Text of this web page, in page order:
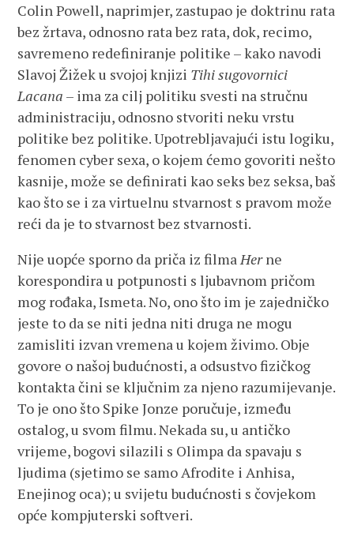
Colin Powell, naprimjer, zastupao je doktrinu rata
bez žrtava, odnosno rata bez rata, dok, recimo,
savremeno redefiniranje politike – kako navodi
Slavoj Žižek u svojoj knjizi Tihi sugovornici
Lacana – ima za cilj politiku svesti na stručnu
administraciju, odnosno stvoriti neku vrstu
politike bez politike. Upotrebljavajući istu logiku,
fenomen cyber sexa, o kojem ćemo govoriti nešto
kasnije, može se definirati kao seks bez seksa, baš
kao što se i za virtuelnu stvarnost s pravom može
reći da je to stvarnost bez stvarnosti.
Nije uopće sporno da priča iz filmaHerne
korespondira u potpunosti s ljubavnom pričom
mog rođaka, Ismeta. No, ono što im je zajedničko
jeste to da se niti jedna niti druga ne mogu
zamisliti izvan vremena u kojem živimo. Obje
govore o našoj budućnosti, a odsustvo fizičkog
kontakta čini se ključnim za njeno razumijevanje.
To je ono što Spike Jonze poručuje, između
ostalog, u svom filmu. Nekada su, u antičko
vrijeme, bogovi silazili s Olimpa da spavaju s
ljudima (sjetimo se samo Afrodite i Anhisa,
Enejinog oca); u svijetu budućnosti s čovjekom
opće kompjuterski softveri.